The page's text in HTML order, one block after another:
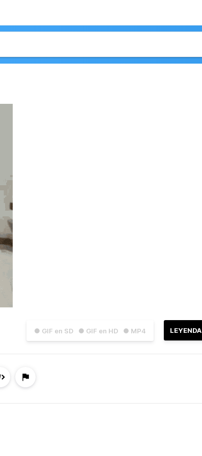
● GIF en SD ● GIF en HD ● MP4 LEYENDA